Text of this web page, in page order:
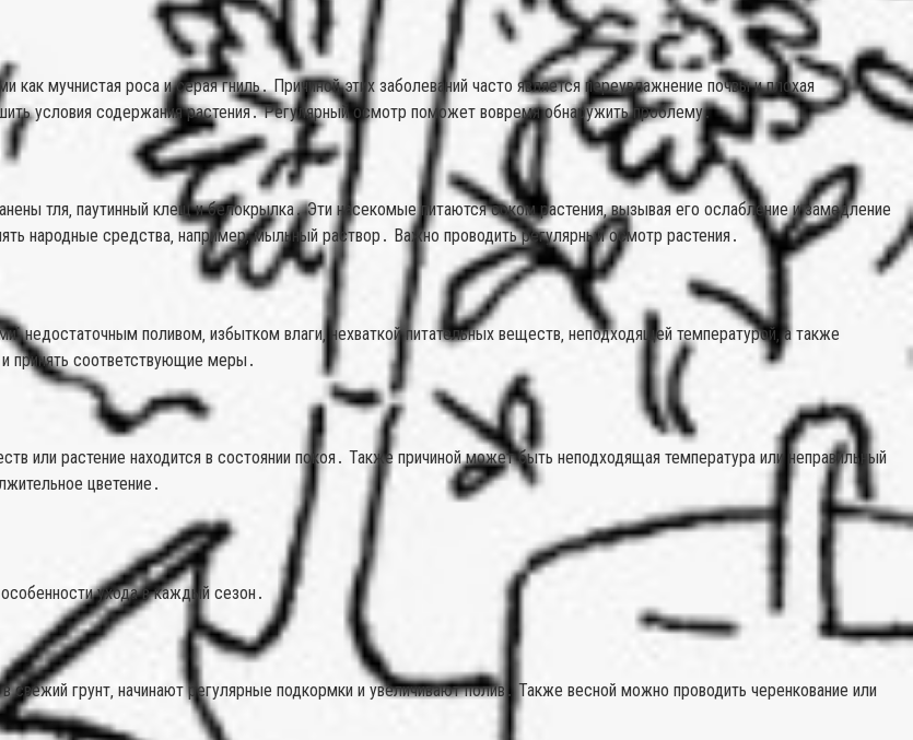
мучнистая роса и серая гниль․ Причиной этих заболеваний часто является переувлажнение почвы и плохая
условия содержания растения․ Регулярный осмотр поможет вовремя обнаружить проблему․
тля‚ паутинный клещ и белокрылка․ Эти насекомые питаются соком растения‚ вызывая его ослабление и замедление
народные средства‚ например‚ мыльный раствор․ Важно проводить регулярный осмотр растения․
поливом‚ избытком влаги‚ нехваткой питательных веществ‚ неподходящей температурой‚ а также
принять соответствующие меры․
или растение находится в состоянии покоя․ Также причиной может быть неподходящая температура или неправильный
цветение․
ухода в каждый сезон․
свежий грунт‚ начинают регулярные подкормки и увеличивают полив․ Также весной можно проводить черенкование или